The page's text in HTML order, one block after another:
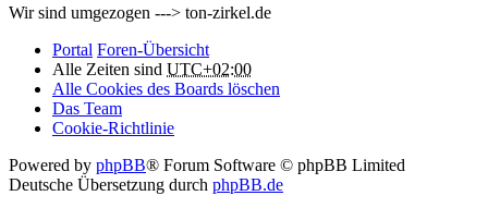
Wir sind umgezogen ---> ton-zirkel.de
Portal Foren-Übersicht
Alle Zeiten sind UTC+02:00
Alle Cookies des Boards löschen
Das Team
Cookie-Richtlinie
Powered by phpBB® Forum Software © phpBB Limited
Deutsche Übersetzung durch phpBB.de